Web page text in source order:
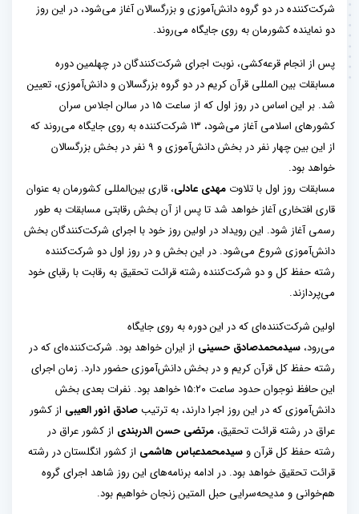
شرکت‌کننده در دو گروه دانش‌آموزی و بزرگسالان آغاز می‌شود، در این روز
دو نماینده کشورمان به روی جایگاه می‌روند.
پس از انجام قرعه‌کشی، نوبت اجرای شرکت‌کنندگان در چهلمین دوره
مسابقات بین المللی قرآن کریم در دو گروه بزرگسالان و دانش‌آموزی، تعیین
شد. بر این اساس در روز اول که از ساعت ۱۵ در سالن اجلاس سران
کشورهای اسلامی آغاز می‌شود، ۱۳ شرکت‌کننده به روی جایگاه می‌روند که
از این بین چهار نفر در بخش دانش‌آموزی و ۹ نفر در بخش بزرگسالان
خواهد بود.
مسابقات روز اول با تلاوت مهدی عادلی، قاری بین‌المللی کشورمان به عنوان
قاری افتخاری آغاز خواهد شد تا پس از آن بخش رقابتی مسابقات به طور
رسمی آغاز شود. این رویداد در اولین روز خود با اجرای شرکت‌کنندگان بخش
دانش‌آموزی شروع می‌شود. در این بخش و در روز اول دو شرکت‌کننده
رشته حفظ کل و دو شرکت‌کننده رشته قرائت تحقیق به رقابت با رقبای خود
می‌پردازند.
اولین شرکت‌کننده‌ای که در این دوره به روی جایگاه
می‌رود، سیدمحمدصادق حسینی از ایران خواهد بود. شرکت‌کننده‌ای که در
رشته حفظ کل قرآن کریم و در بخش دانش‌آموزی حضور دارد. زمان اجرای
این حافظ نوجوان حدود ساعت ۱۵:۲۰ خواهد بود. نفرات بعدی بخش
دانش‌آموزی که در این روز اجرا دارند، به ترتیبصادق انور العیبی از کشور
عراق در رشته قرائت تحقیق، مرتضی حسن الدربندی از کشور عراق در
رشته حفظ کل قرآن و سیدمحمدعباس هاشمی از کشور انگلستان در رشته
قرائت تحقیق خواهد بود. در ادامه برنامه‌های این روز شاهد اجرای گروه
هم‌خوانی و مدیحه‌سرایی حبل المتین زنجان خواهیم بود.